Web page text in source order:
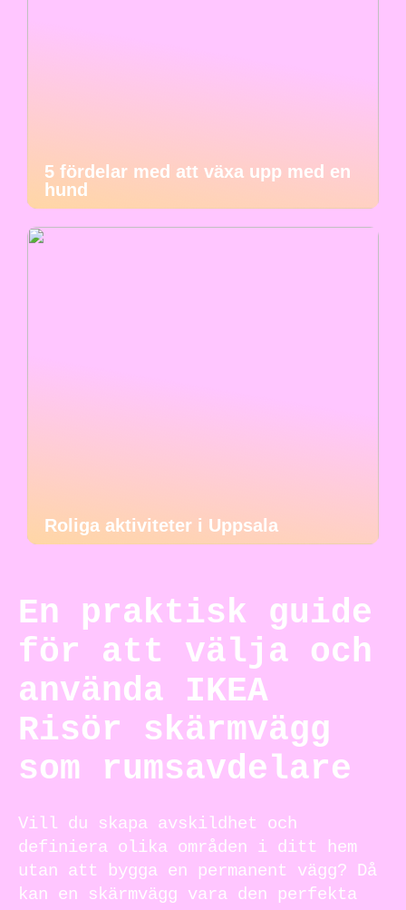
5 fördelar med att växa upp med en
hund
Roliga aktiviteter i Uppsala
En praktisk guide
för att välja och
använda IKEA
Risör skärmvägg
som rumsavdelare
Vill du skapa avskildhet och
definiera olika områden i ditt hem
utan att bygga en permanent vägg? Då
kan en skärmvägg vara den perfekta